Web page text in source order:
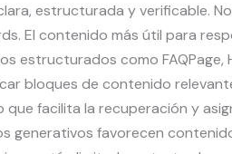
estructurada y verificable.
El contenido más útil para
estructurados como FAQPage,
bloques de contenido
que facilita la recuperación y
generativos favorecen